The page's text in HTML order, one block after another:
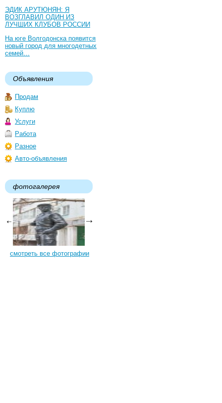
ЭДИК АРУТЮНЯН: Я
ВОЗГЛАВИЛ ОДИН ИЗ
ЛУЧШИХ КЛУБОВ РОССИИ
На юге Волгодонска появится
новый город для многодетных
семей…
Объявления
Продам
Куплю
Услуги
Работа
Разное
Авто-объявления
фотогалерея
смотреть все фотографии